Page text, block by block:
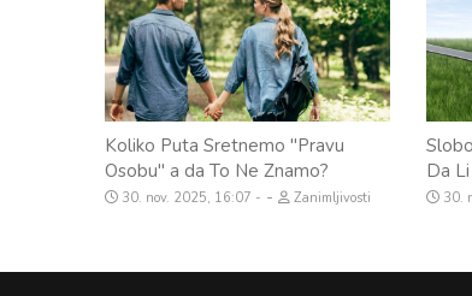
Koliko Puta Sretnemo "Pravu
Osobu" a da To Ne Znamo?
30. nov. 2025, 16:07 - Zanimljivosti
Da
30.